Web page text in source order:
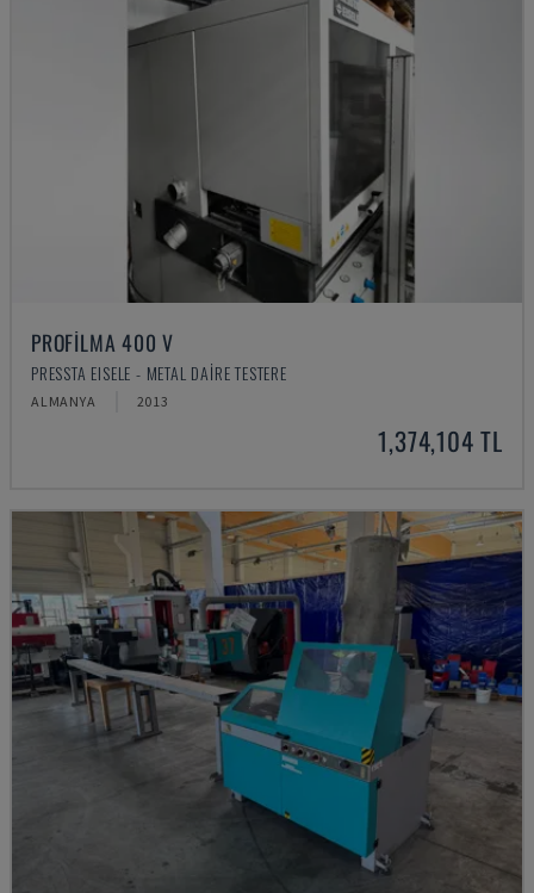
PROFILMA 400 V
PRESSTA EISELE - METAL DAIRE TESTERE
ALMANYA 2013
1,374,104 TL